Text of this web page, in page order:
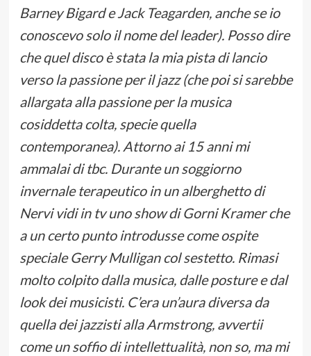
Barney Bigard e Jack Teagarden, anche se io
conoscevo solo il nome del leader). Posso dire
che quel disco è stata la mia pista di lancio
verso la passione per il jazz (che poi si sarebbe
allargata alla passione per la musica
cosiddetta colta, specie quella
contemporanea). Attorno ai 15 anni mi
ammalai di tbc. Durante un soggiorno
invernale terapeutico in un alberghetto di
Nervi vidi in tv uno show di Gorni Kramer che
a un certo punto introdusse come ospite
speciale Gerry Mulligan col sestetto. Rimasi
molto colpito dalla musica, dalle posture e dal
look dei musicisti. C’era un’aura diversa da
quella dei jazzisti alla Armstrong, avvertii
come un soffio di intellettualità, non so, ma mi